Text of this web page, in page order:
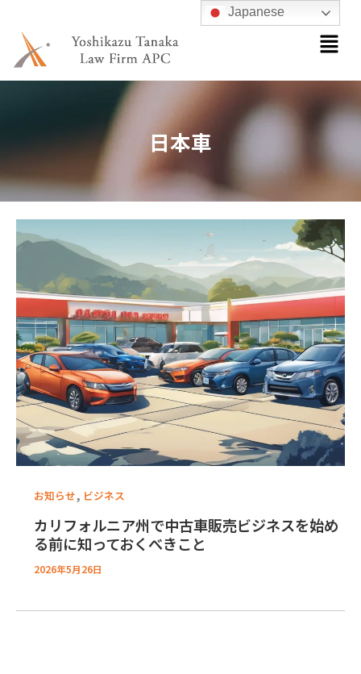
メ
ニ
ー
日本車
お知らせ, ビジネス
カリフォルニア州で中古車販売ビジネスを始め
る前に知っておくべきこと
2026年5月26日
Japanese